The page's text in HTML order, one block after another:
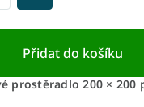
Přidat do košíku
prostěradlo 200 × 200